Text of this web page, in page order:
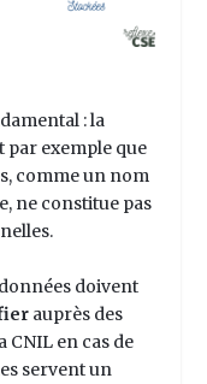
: la
par exemple que
comme un nom
ne constitue pas
doivent
auprès des
CNIL en cas de
servent un